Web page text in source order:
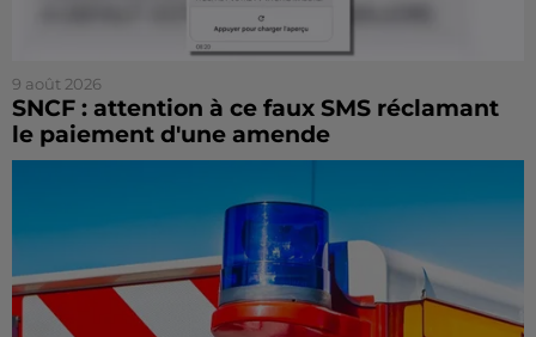
9 août 2026
SNCF : attention à ce faux SMS réclamant
le paiement d'une amende